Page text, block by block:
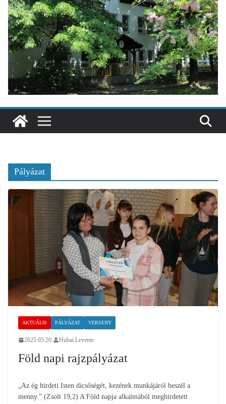
Pályázat
AKTUÁLIS PÁLYÁZAT VERSENY
2025.05.20. Hubai Levente
Föld napi rajzpályázat
„Az ég hirdeti Isten dicsőségét, kezének munkájáról beszél a
menny.” (Zsolt 19,2) A Föld napja alkalmából meghirdetett